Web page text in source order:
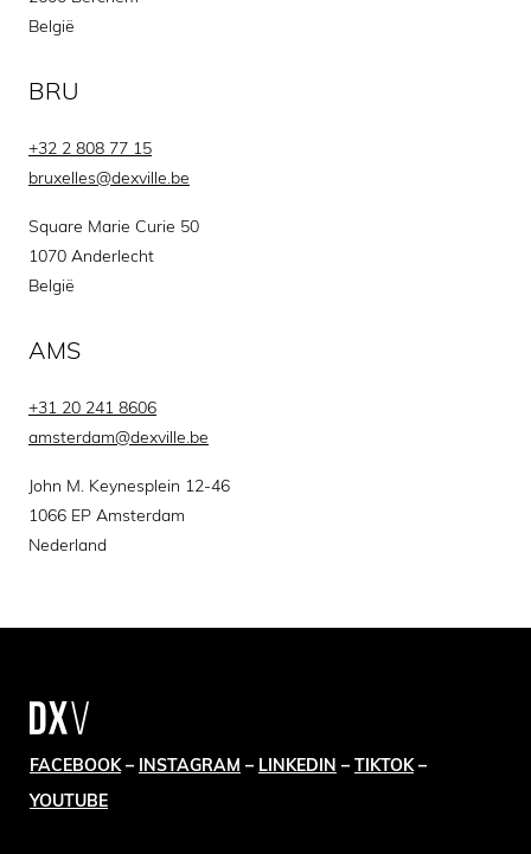
België
BRU
+32 2 808 77 15
bruxelles@dexville.be
Square Marie Curie 50
1070 Anderlecht
België
AMS
+31 20 241 8606
amsterdam@dexville.be
John M. Keynesplein 12-46
1066 EP Amsterdam
Nederland
FACEBOOK– INSTAGRAM – LINKEDIN – TIKTOK–
YOUTUBE